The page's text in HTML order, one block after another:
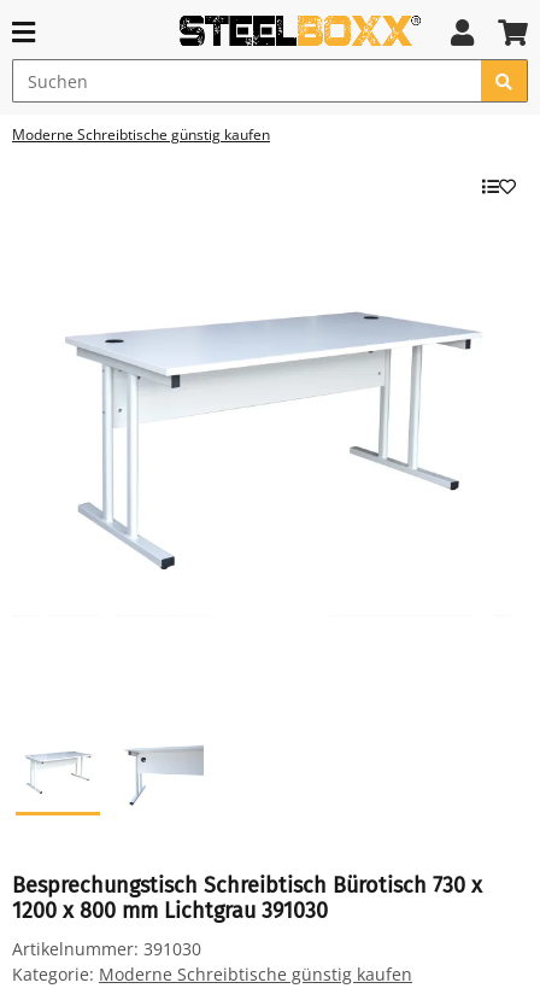
Moderne Schreibtische günstig kaufen
Besprechungstisch Schreibtisch Bürotisch 730 x
1200 x 800 mm Lichtgrau 391030
Artikelnummer: 391030
Kategorie: Moderne Schreibtische günstig kaufen